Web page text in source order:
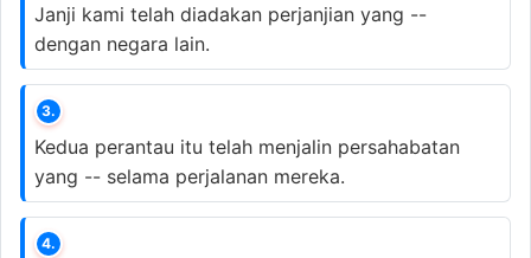
Janji kami telah diadakan perjanjian yang --
dengan negara lain.
3.
Kedua perantau itu telah menjalin persahabatan
yang -- selama perjalanan mereka.
4.